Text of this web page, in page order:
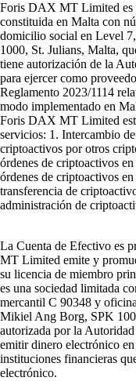
Foris DAX MT Limited es
constituida en Malta con
domicilio social en Level
1000, St. Julians, Malta,
tiene autorización de la
para ejercer como
Reglamento 2023/1114
modo implementado en
Foris DAX MT Limited
servicios: 1. Intercambio
criptoactivos por otros
órdenes de criptoactivos
órdenes de criptoactivos
transferencia de
administración de
La Cuenta de Efectivo es
MT Limited emite y
su licencia de miembro
es una sociedad limitada
mercantil C 90348 y
Mikiel Ang Borg, SPK
autorizada por la
emitir dinero electrónico
instituciones financieras
electrónico.